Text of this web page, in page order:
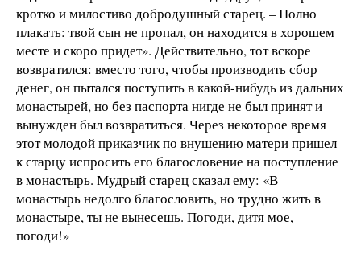
кротко и милостиво добродушный старец. – Полно
плакать: твой сын не пропал, он находится в хорошем
месте и скоро придет». Действительно, тот вскоре
возвратился: вместо того, чтобы производить сбор
денег, он пытался поступить в какой-нибудь из дальних
монастырей, но без паспорта нигде не был принят и
вынужден был возвратиться. Через некоторое время
этот молодой приказчик по внушению матери пришел
к старцу испросить его благословение на поступление
в монастырь. Мудрый старец сказал ему: «В
монастырь недолго благословить, но трудно жить в
монастыре, ты не вынесешь. Погоди, дитя мое,
погоди!»